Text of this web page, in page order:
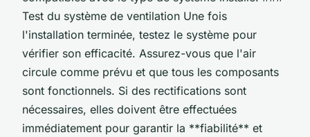
Test du système de ventilation Une fois
l'installation terminée, testez le système pour
vérifier son efficacité. Assurez-vous que l'air
circule comme prévu et que tous les composants
sont fonctionnels. Si des rectifications sont
nécessaires, elles doivent être effectuées
immédiatement pour garantir la **fiabilité** et